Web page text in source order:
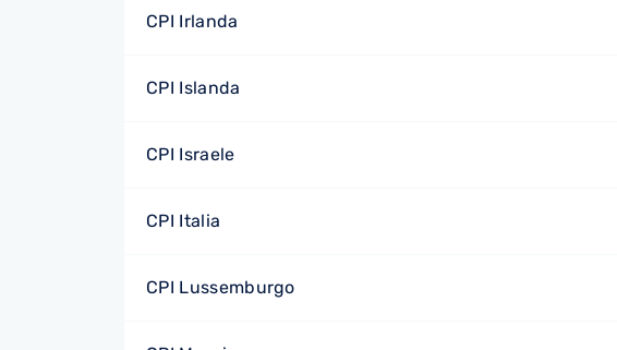
CPI Irlanda
CPI Islanda
CPI Israele
CPI Italia
CPI Lussemburgo